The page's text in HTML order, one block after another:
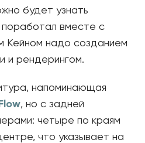
будет узнать
поработал вместе с
Кейном надо созданием
и рендерингом.
напоминающая
, но с задней
четыре по краям
что указывает на